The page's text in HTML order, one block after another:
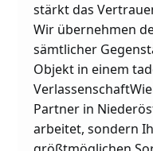
stärkt das
Wir übernehmen
sämtlicher
Objekt in einem
Partner in
arbeitet, sondern